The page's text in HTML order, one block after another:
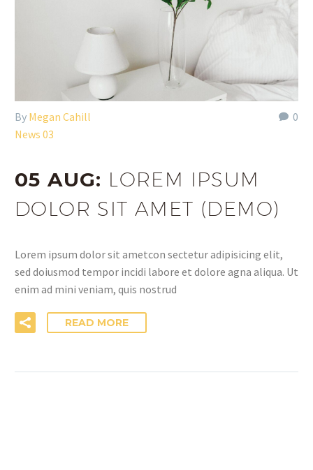
0
By Megan Cahill
News 03
05 AUG: LOREM IPSUM
DOLOR SIT AMET (DEMO)
Lorem ipsum dolor sit ametcon sectetur adipisicing elit,
sed doiusmod tempor incidi labore et dolore agna aliqua. Ut
enim ad mini veniam, quis nostrud
READ MORE